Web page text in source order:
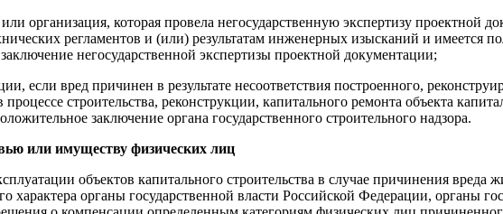
организация, которая провела негосударственную экспертизу проектной
регламентов и (или) результатам инженерных изысканий и имеется
негосударственной экспертизы проектной документации;
если вред причинен в результате несоответствия построенного,
строительства, реконструкции, капитального ремонта объекта
заключение органа государственного строительного надзора.
или имуществу физических лиц
объектов капитального строительства в случае причинения
органы государственной власти Российской Федерации, органы